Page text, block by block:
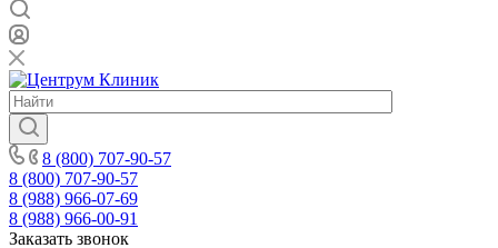
8 (800) 707-90-57
8 (800) 707-90-57
8 (988) 966-07-69
8 (988) 966-00-91
Заказать звонок